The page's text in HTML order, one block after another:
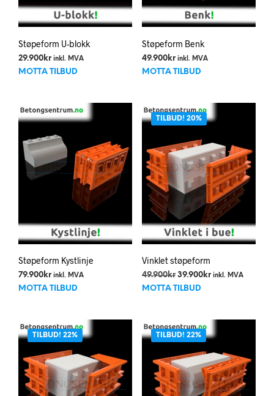
Støpeform U-blokk
29.900 kr inkl. MVA
MOTTA TILBUD
Støpeform Benk
49.900kr inkl. MVA
MOTTA TILBUD
Støpeform Kystlinje
79.900 kr inkl. MVA
MOTTA TILBUD
TILBUD! 20%
Vinklet støpeform
49.900kr Opprinnelig
pris
39.900krNåværende
inkl. MVA
MOTTA TILBUD
TILBUD! 22% TILBUD! 22%